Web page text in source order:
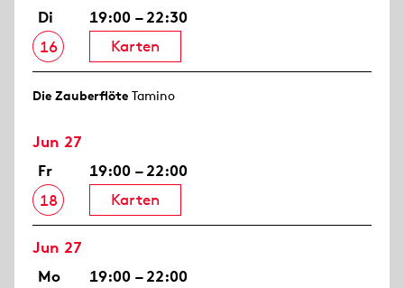
Di
16
19:00 – 22:30
Karten
Die Zauberflöte Tamino
Jun 27
Fr
18
19:00 – 22:00
Karten
Jun 27
Mo
19:00 – 22:00